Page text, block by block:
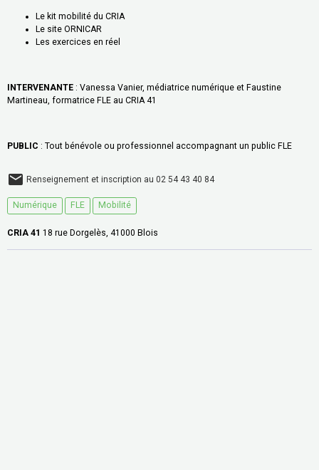
Le kit mobilité du CRIA
Le site ORNICAR
Les exercices en réel
INTERVENANTE : Vanessa Vanier, médiatrice numérique et Faustine
Martineau, formatrice FLE au CRIA 41
PUBLIC : Tout bénévole ou professionnel accompagnant un public FLE
Renseignement et inscription au 02 54 43 40 84
Numérique FLE Mobilité
CRIA 41 18 rue Dorgelès, 41000 Blois